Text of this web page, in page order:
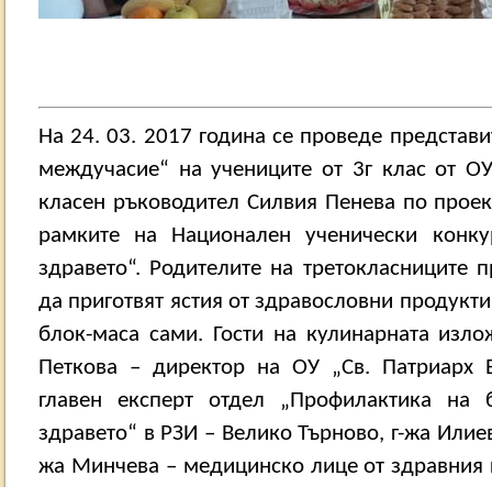
На 24. 03. 2017 година се проведе
междучасие“ на учениците от 3г клас от
класен ръководител Силвия Пенева по
рамките на Национален ученически
здравето“. Родителите на третокласниците
да приготвят ястия от здравословни
блок-маса сами. Гости на кулинарната
Петкова – директор на ОУ „Св.
главен експерт отдел „Профилактика
здравето“ в РЗИ – Велико Търново, г-жа
жа Минчева – медицинско лице от здравния